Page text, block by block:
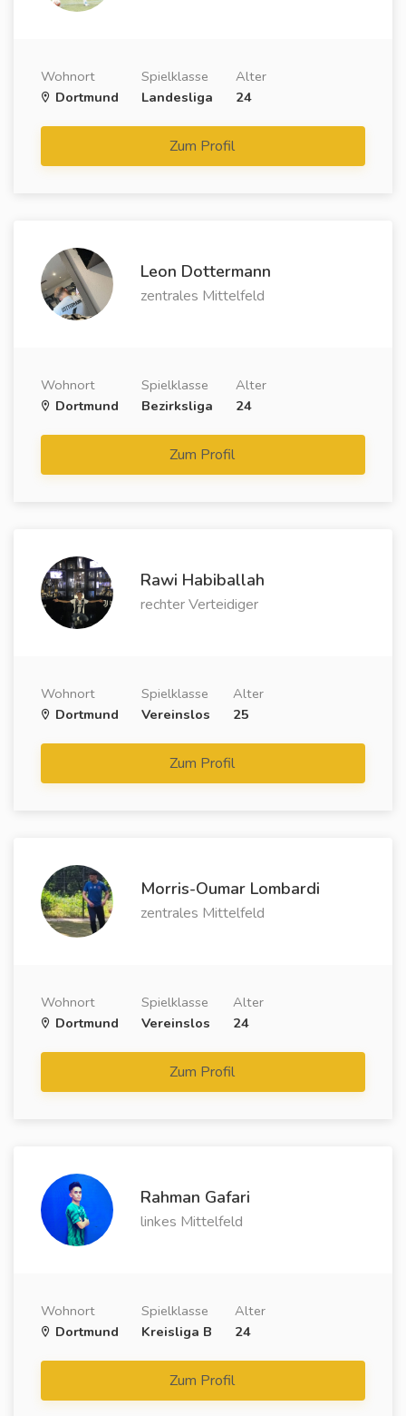
Wohnort
Dortmund
Spielklasse
Landesliga
Alter
24
Zum Profil
Leon Dottermann
zentrales Mittelfeld
Wohnort
Dortmund
Spielklasse
Bezirksliga
Alter
24
Zum Profil
Rawi Habiballah
rechter Verteidiger
Wohnort
Dortmund
Spielklasse
Vereinslos
Alter
25
Zum Profil
Morris-Oumar Lombardi
zentrales Mittelfeld
Wohnort
Dortmund
Spielklasse
Vereinslos
Alter
24
Zum Profil
Rahman Gafari
linkes Mittelfeld
Wohnort
Dortmund
Spielklasse
Kreisliga B
Alter
24
Zum Profil